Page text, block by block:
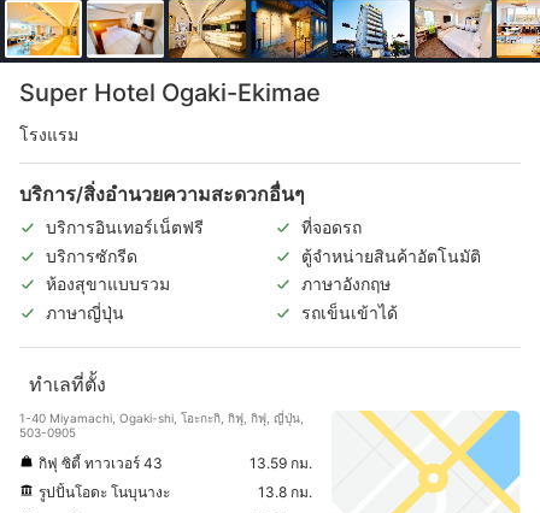
Super Hotel Ogaki-Ekimae
โรงแรม
บริการ/สิ่งอำนวยความสะดวกอื่นๆ
บริการอินเทอร์เน็ตฟรี
ที่จอดรถ
บริการซักรีด
ตู้จำหน่ายสินค้าอัตโนมัติ
ห้องสุขาแบบรวม
ภาษาอังกฤษ
ภาษาญี่ปุ่น
รถเข็นเข้าได้
ทำเลที่ตั้ง
1-40 Miyamachi, Ogaki-shi, โอะกะกิ, กิฟุ, กิฟุ, ญี่ปุ่น,
503-0905
กิฟุ ซิตี้ ทาวเวอร์ 43
13.59 กม.
รูปปั้นโอดะ โนบุนางะ
13.8 กม.